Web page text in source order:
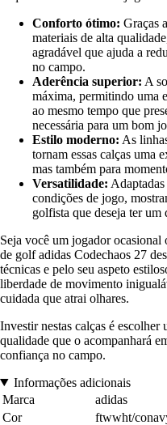
Conforto ótimo: Graças
materiais de alta
agradável que ajuda a
no campo.
Aderência superior: A
máxima, permitindo uma
ao mesmo tempo que
necessária para um bom
Estilo moderno: As
tornam essas calças uma
mas também para
Versatilidade:
condições de jogo,
golfista que deseja ter um
Seja você um jogador ocasional
de golf adidas Codechaos 27
técnicas e pelo seu aspeto
liberdade de movimento
cuidada que atrai olhares.
Investir nestas calças é
qualidade que o acompanhará
confiança no campo.
Informações adicionais
Marca
adidas
Cor
ftwwht/